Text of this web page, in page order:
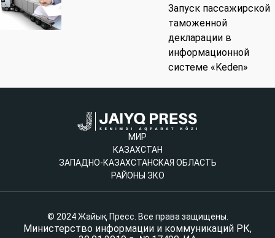
Запуск пассажирской
таможенной
декларации в
информационной
системе «Keden»
МИР
КАЗАХСТАН
ЗАПАДНО-КАЗАХСТАНСКАЯ ОБЛАСТЬ
РАЙОНЫ ЗКО
© 2024 Жайық Пресс. Все права защищены.
Министерство информации и коммуникаций РК,